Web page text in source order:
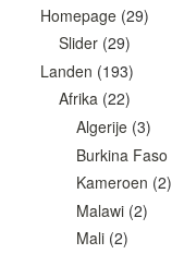
Homepage(29)
Slider(29)
Landen (193)
Afrika(22)
Algerije (3)
Burkina Faso
Kameroen (2)
Malawi (2)
Mali (2)